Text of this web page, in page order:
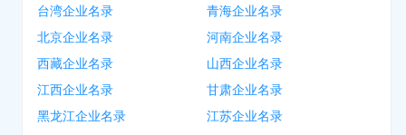
台湾企业名录
青海企业名录
北京企业名录
河南企业名录
西藏企业名录
山西企业名录
江西企业名录
甘肃企业名录
黑龙江企业名录
江苏企业名录